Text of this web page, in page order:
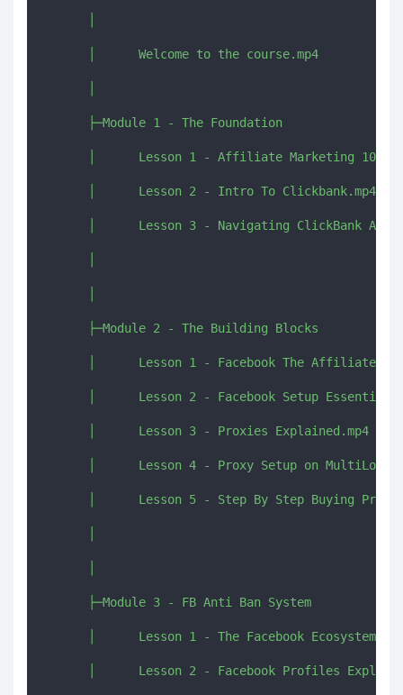
      │      Welcome to the course.mp4
      ├─Module 1 - The Foundation
│      Lesson 1 - Affiliate Marketing
      │      Lesson 2 - Intro To Clickbank.mp4
│      Lesson 3 - Navigating ClickBank And
      ├─Module 2 - The Building Blocks
│      Lesson 1 - Facebook The Affiliate
│      Lesson 2 - Facebook Setup
      │      Lesson 3 - Proxies Explained.mp4
│      Lesson 4 - Proxy Setup on
│      Lesson 5 - Step By Step Buying
      ├─Module 3 - FB Anti Ban System
│      Lesson 1 - The Facebook
│      Lesson 2 - Facebook Profiles